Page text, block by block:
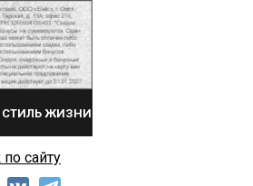
СТИЛЬ ЖИЗНИ
сайту